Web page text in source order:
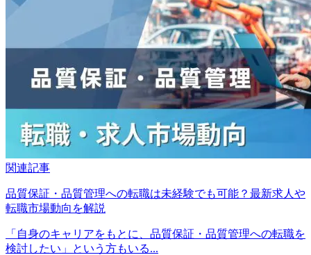
関連記事
品質保証・品質管理への転職は未経験でも可能？最新求人や
転職市場動向を解説
「自身のキャリアをもとに、品質保証・品質管理への転職を
検討したい」という方もいる...